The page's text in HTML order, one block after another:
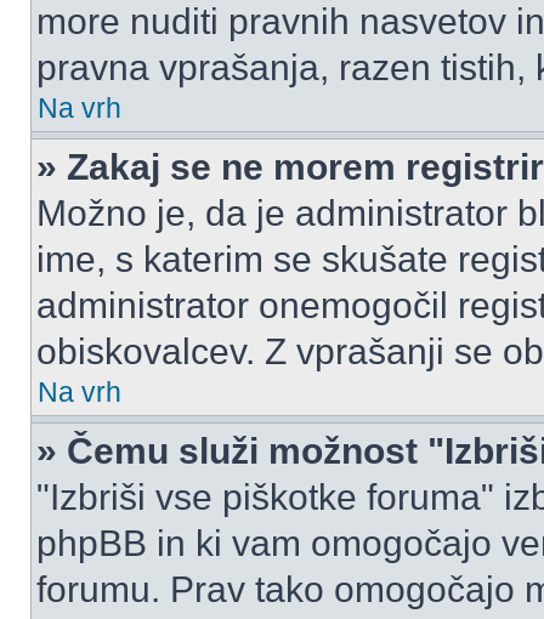
more nuditi pravnih nasvetov
pravna vprašanja, razen tistih,
Na vrh
» Zakaj se ne morem
Možno je, da je administrator
ime, s katerim se skušate
administrator onemogočil
obiskovalcev. Z vprašanji se
Na vrh
» Čemu služi možnost
"Izbriši vse piškotke foruma"
phpBB in ki vam omogočajo
forumu. Prav tako omogočajo